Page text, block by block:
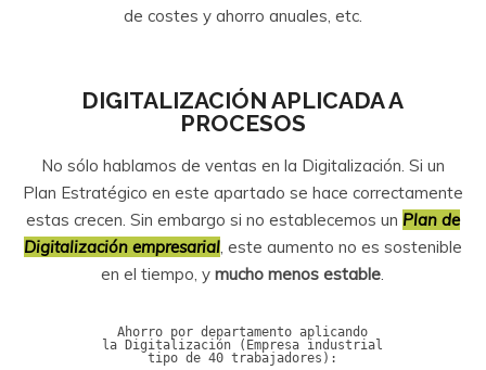
de costes y ahorro anuales, etc.
DIGITALIZACIÓN APLICADA A
PROCESOS
No sólo hablamos de ventas en la Digitalización. Si un
Plan Estratégico en este apartado se hace correctamente
estas crecen. Sin embargo si no establecemos un Plan de
Digitalización empresarial, este aumento no es sostenible
en el tiempo, ymucho menos estable.
Ahorro por departamento aplicando
la Digitalización (Empresa industrial
tipo de 40 trabajadores):